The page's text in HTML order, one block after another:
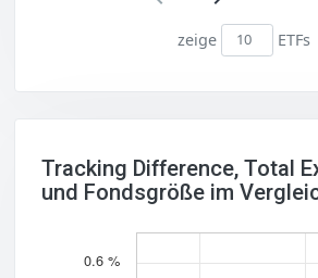
zeige ETFs
Tracking Difference, Total
und Fondsgröße im
0.6 %